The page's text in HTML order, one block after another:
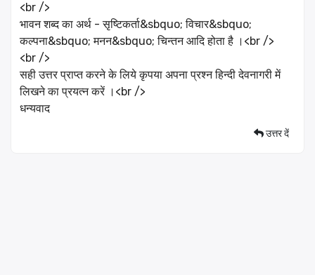
<br />
भावन शब्द का अर्थ - सृष्टिकर्ता&sbquo; विचार&sbquo;
कल्पना&sbquo; मनन&sbquo; चिन्तन आदि होता है ।<br />
<br />
सही उत्तर प्राप्त करने के लिये कृपया अपना प्रश्न हिन्दी देवनागरी में
लिखने का प्रयत्न करें ।<br />
धन्यवाद
उत्तर दें